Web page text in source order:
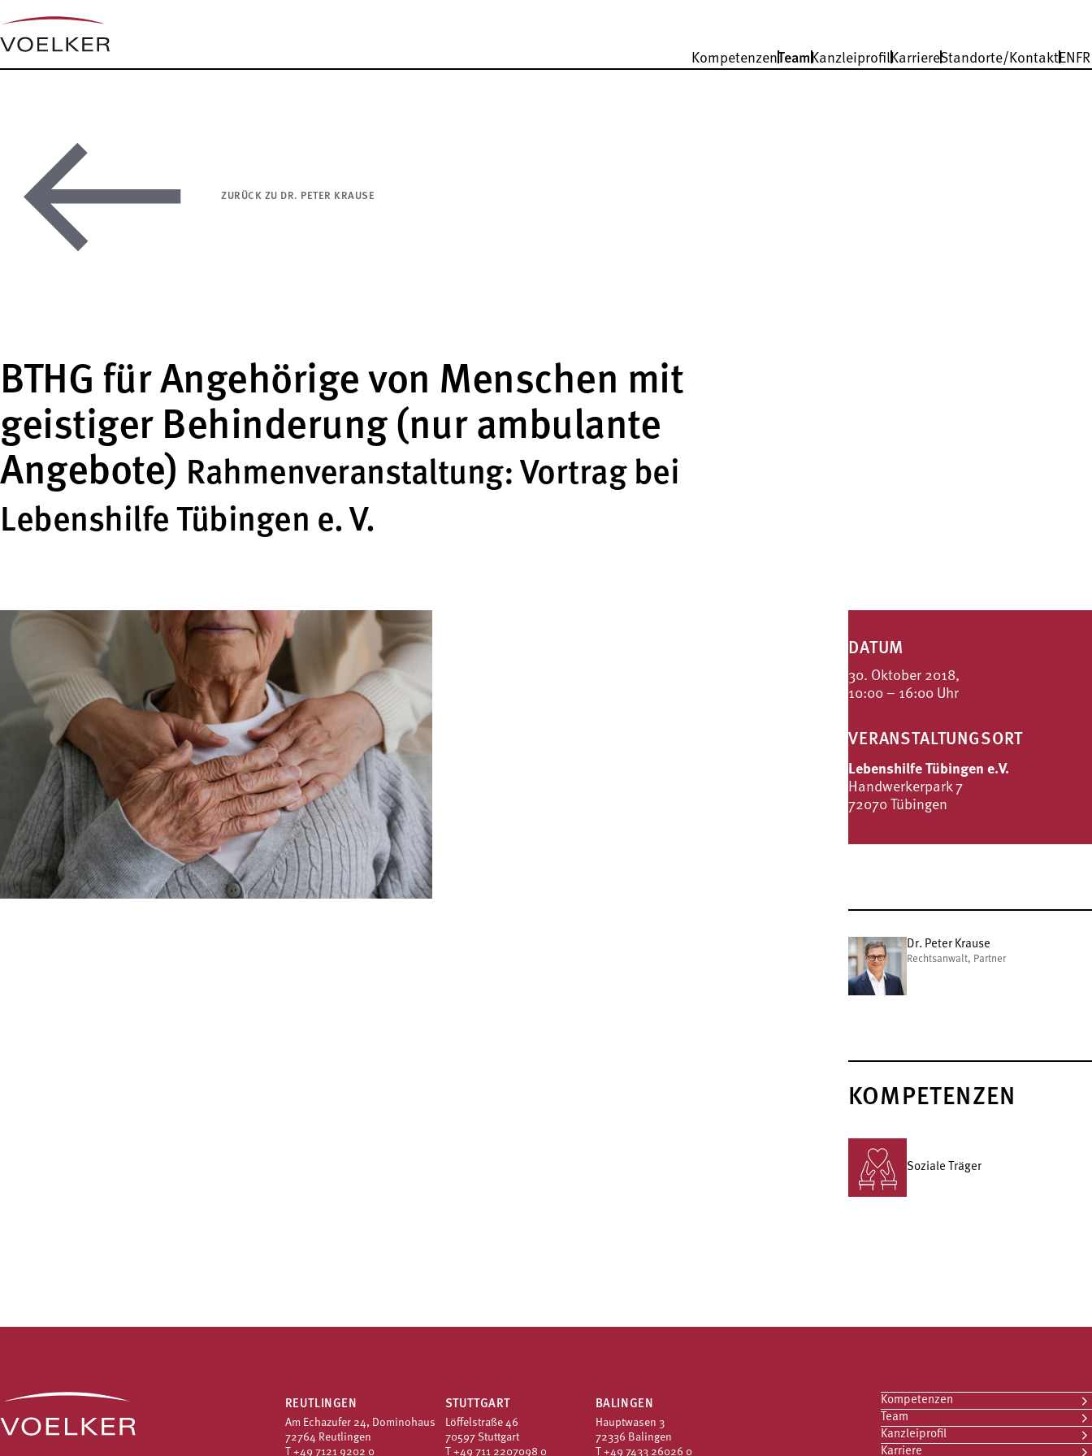
KompetenzenTeam KanzleiprofilKarriereStandorte/KontaktENFR
ZURÜCK ZU DR. PETER KRAUSE
BTHG für Angehörige von Menschen mit
geistiger Behinderung (nur ambulante
Angebote) Rahmenveranstaltung: Vortrag bei
Lebenshilfe Tübingen e. V.
DATUM
30. Oktober 2018,
10:00 – 16:00 Uhr
VERANSTALTUNGSORT
Lebenshilfe Tübingen e.V.
Handwerkerpark 7
72070 Tübingen
Dr. Peter Krause
Rechtsanwalt, Partner
KOMPETENZEN
Soziale Träger
REUTLINGEN
Am Echazufer 24, Dominohaus
72764 Reutlingen
T +49 7121 9202 0
STUTTGART
Löffelstraße 46
70597 Stuttgart
T +49 711 2207098 0
BALINGEN
Hauptwasen 3
72336 Balingen
T +49 7433 26026 0
Kompetenzen
Team
Kanzleiprofil
Karriere